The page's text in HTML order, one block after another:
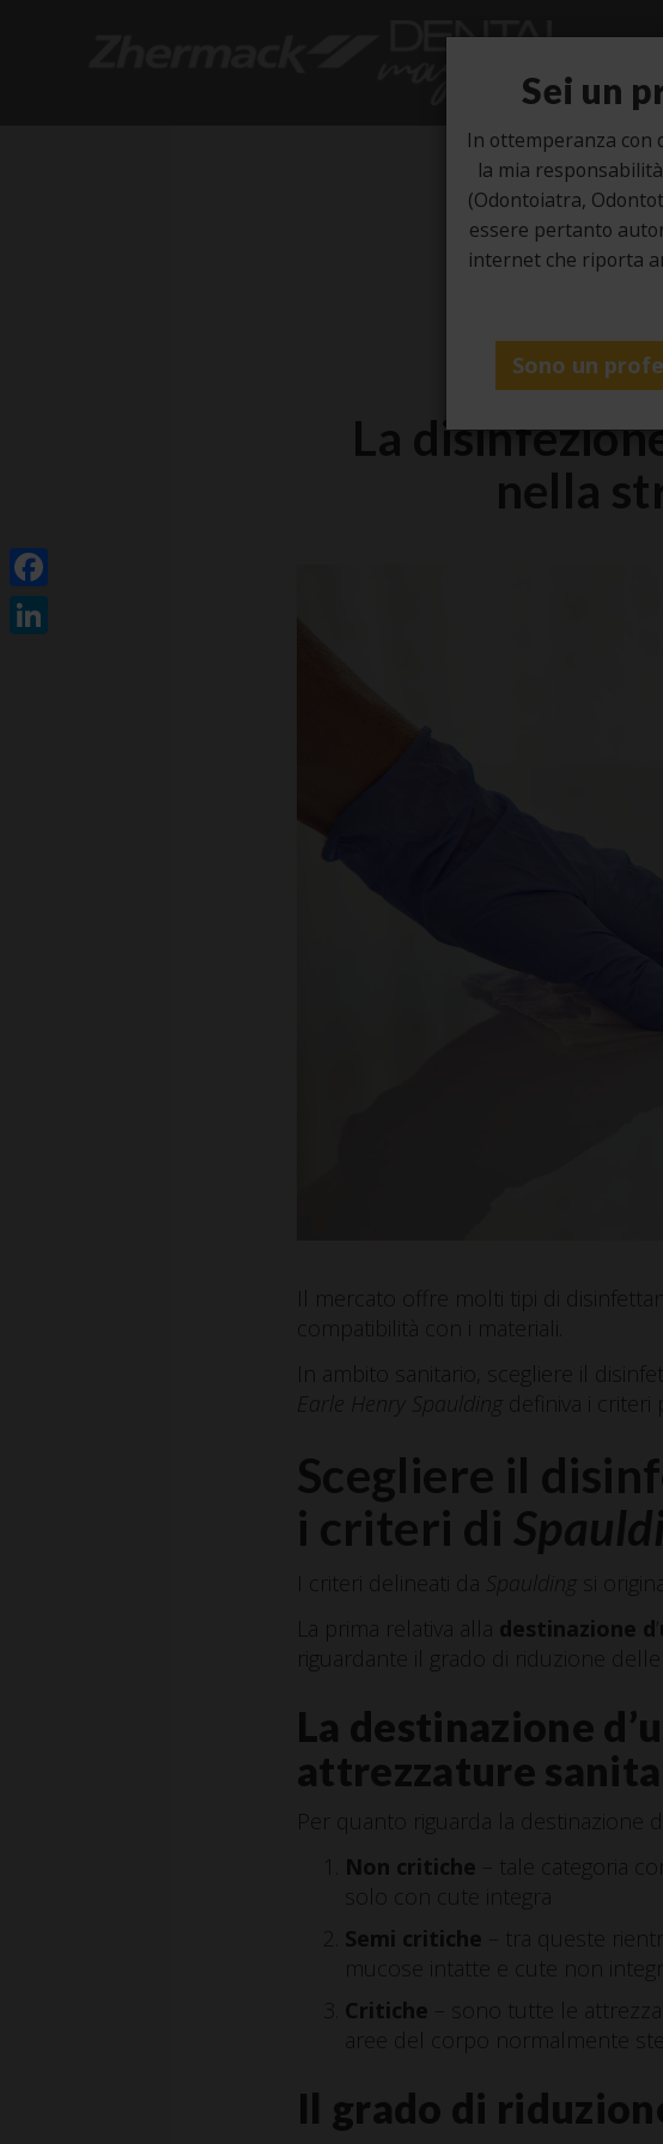
La
nella
Il mercato offre molti tipi di
compatibilità con i materiali.
In ambito sanitario, scegliere il
Earle Henry Spaulding definiva i criteri
Scegliere il
i criteri di
I criteri delineati da Spaulding si
La prima relativa alla destinazione d
riguardante il grado di riduzione
La destinazione
attrezzature
Per quanto riguarda la destinazione
Non critiche – tale categoria
solo con cute integra
Semi critiche – tra queste
mucose intatte e cute non
Critiche – sono tutte le
aree del corpo normalmente
Il grado di
Facebook
Sei un
In ottemperanza con
la mia
(Odontoiatra,
essere pertanto
internet che riporta
Sono un